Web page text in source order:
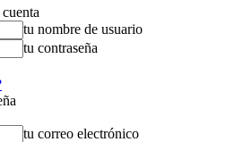
tu nombre de usuario
tu contraseña
tu correo electrónico